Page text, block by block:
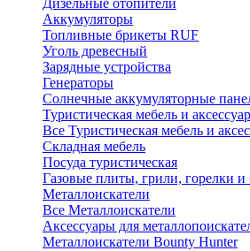
Дизельные отопители
Аккумуляторы
Топливные брикеты RUF
Уголь древесный
Зарядные устройства
Генераторы
Солнечные аккумуляторные
Туристическая мебель и
Все Туристическая мебель и
Складная мебель
Посуда туристическая
Газовые плиты, грили, горелки
Металлоискатели
Все Металлоискатели
Аксессуары для
Металлоискатели Bounty Hunter